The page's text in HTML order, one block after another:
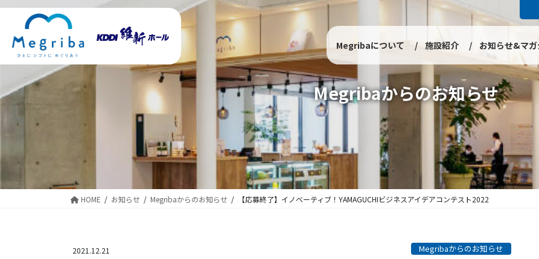
コ
ツ
移
ナ
シ
ン
Megribaについて 施設紹介 お知らせ&マガ
Megribaからのお知らせ
HOME お知らせ Megribaからのお知らせ 【応募終了】イノベーティブ！YAMAGUCHIビジネスアイデアコンテスト2022
2021.12.21 Megribaからのお知らせ